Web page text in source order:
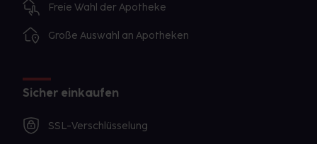
Freie Wahl der Apotheke
Große Auswahl an Apotheken
Sicher einkaufen
SSL-Verschlüsselung